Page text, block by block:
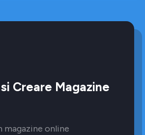
Creare Magazine
magazine online